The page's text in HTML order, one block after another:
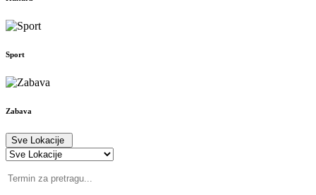
Sport
Zabava
Sve Lokacije